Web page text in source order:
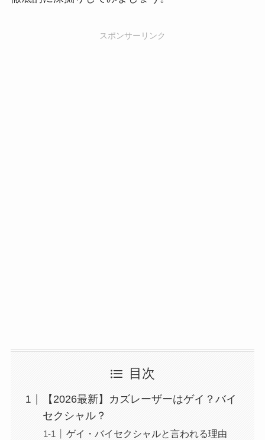
スポンサーリンク
目次
【2026最新】カズレーザーはゲイ？バイ
セクシャル？
ゲイ・バイセクシャルと言われる理由